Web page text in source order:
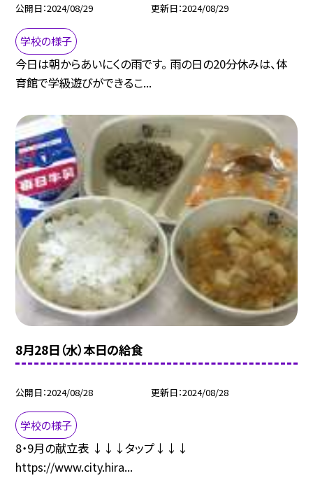
公開日 2024/08/29 更新日 2024/08/29
学校の様子
今日は朝からあいにくの雨です。 雨の日の20分休みは、体
育館で学級遊びができるこ...
8月28日（水）本日の給食
公開日 2024/08/28 更新日 2024/08/28
学校の様子
8・9月の献立表 ↓↓↓タップ↓↓↓
https://www.city.hira...